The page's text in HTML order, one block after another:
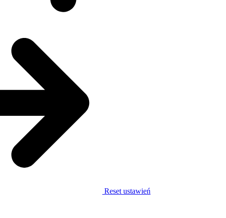
Reset ustawień